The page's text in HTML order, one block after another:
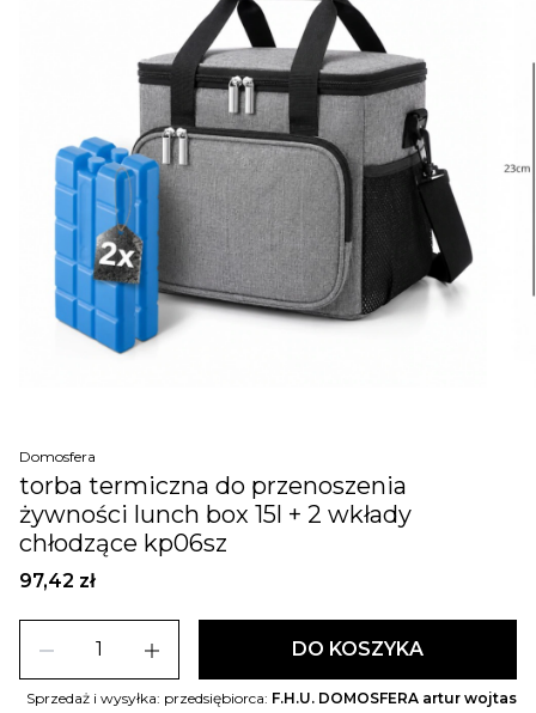
Domosfera
torba termiczna do przenoszenia
żywności lunch box 15l + 2 wkłady
chłodzące kp06sz
97,42 zł
remove add DO KOSZYKA
Sprzedaż i wysyłka: przedsiębiorca: F.H.U. DOMOSFERA artur wojtas